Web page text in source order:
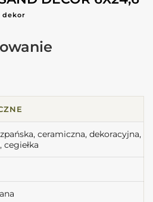
dekor
ceramiczna, dekoracyjna,
cegiełka